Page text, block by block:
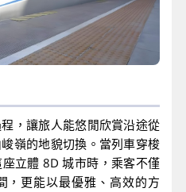
，讓旅人能悠閒欣賞沿途從
嶺的地貌切換。當列車穿梭
立體 8D 城市時，乘客不僅
，更能以最優雅、高效的方